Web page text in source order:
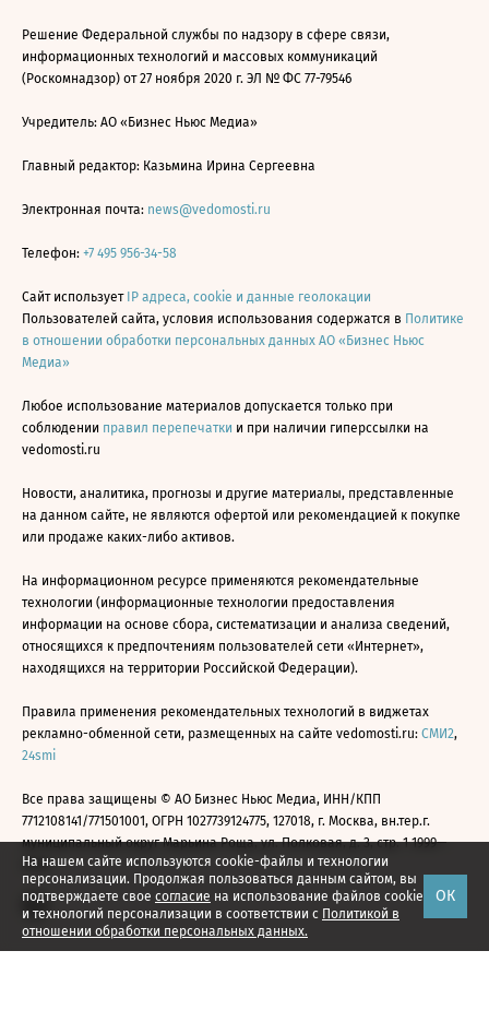
На нашем сайте используются cookie-файлы и технологии
персонализации. Продолжая пользоваться данным сайтом, вы
подтверждаете свое согласие на использование файлов cookie
и технологий персонализации в соответствии с Политикой в
отношении обработки персональных данных.
ОК
Решение Федеральной службы по надзору в сфере связи,
информационных технологий и массовых коммуникаций
(Роскомнадзор) от 27 ноября 2020 г. ЭЛ № ФС 77-79546
Учредитель: АО «Бизнес Ньюс Медиа»
Главный редактор: Казьмина Ирина Сергеевна
Электронная почта: news@vedomosti.ru
Телефон: +7 495 956-34-58
Сайт использует IP адреса, cookie и данные геолокации
Пользователей сайта, условия использования содержатся в Политике
в отношении обработки персональных данных АО «Бизнес Ньюс
Медиа»
Любое использование материалов допускается только при
соблюдении правил перепечатки и при наличии гиперссылки на
vedomosti.ru
Новости, аналитика, прогнозы и другие материалы, представленные
на данном сайте, не являются офертой или рекомендацией к покупке
или продаже каких-либо активов.
На информационном ресурсе применяются рекомендательные
технологии (информационные технологии предоставления
информации на основе сбора, систематизации и анализа сведений,
относящихся к предпочтениям пользователей сети «Интернет»,
находящихся на территории Российской Федерации).
Правила применения рекомендательных технологий в виджетах
рекламно-обменной сети, размещенных на сайте vedomosti.ru: СМИ2,
24smi
Все права защищены © АО Бизнес Ньюс Медиа, ИНН/КПП
7712108141/771501001, ОГРН 1027739124775, 127018, г. Москва, вн.тер.г.
муниципальный округ Марьина Роща, ул. Полковая, д. 3, стр. 1 1999—
2026